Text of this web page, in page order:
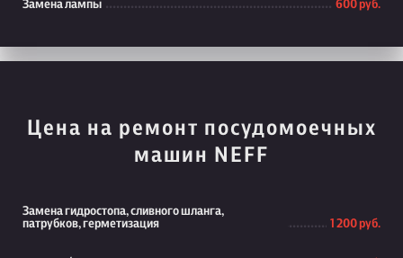
Замена лампы 600 руб.
Цена на ремонт посудомоечных
машин NEFF
Замена гидростопа, сливного шланга,
патрубков, герметизация
1 200 руб.